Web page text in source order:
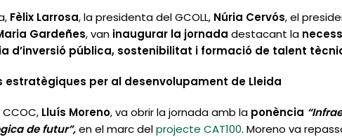
Fèlix Larrosa, la presidenta del GCOLL, Núria Cervós, el
Gardeñes, van inaugurar la jornada destacant la
d’inversió pública, sostenibilitat i formació de talent
estratègiques per al desenvolupament de Lleida
Lluís Moreno, va obrir la jornada amb la ponència
de futur”,en el marc delprojecte CAT100. Moreno va